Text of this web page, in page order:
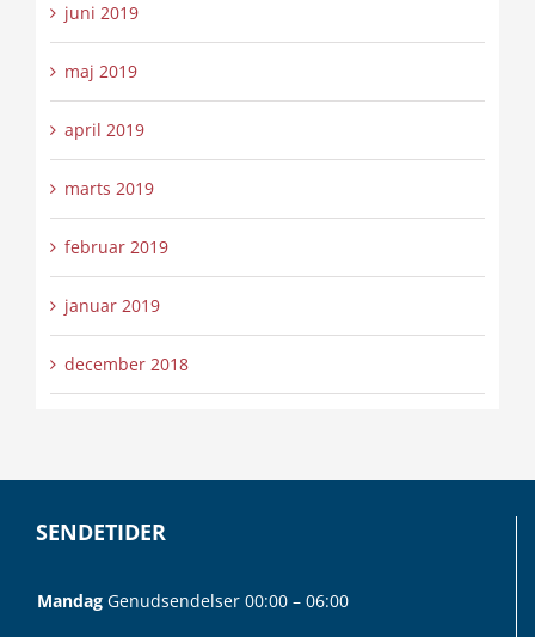
juni 2019
maj 2019
april 2019
marts 2019
februar 2019
januar 2019
december 2018
SENDETIDER
Mandag Genudsendelser 00:00 – 06:00